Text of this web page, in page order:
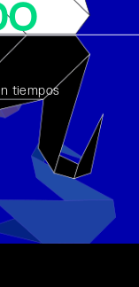
tiempos